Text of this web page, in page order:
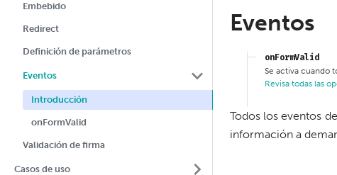
Embebido
Redirect
Definición de parámetros
Eventos
Introducción
onFormValid
Validación de firma
Casos de uso
Eventos
onFormValid
Se activa cuando
Revisa todas las
Todos los eventos
información a